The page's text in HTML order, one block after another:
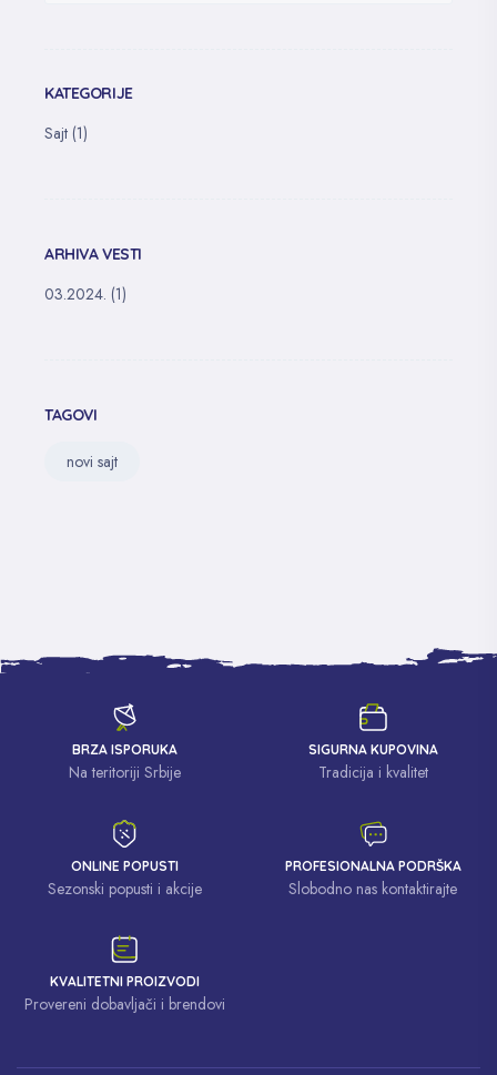
KATEGORIJE
Sajt (1)
ARHIVA VESTI
03.2024. (1)
TAGOVI
novi sajt
BRZA ISPORUKA
Na teritoriji Srbije
SIGURNA KUPOVINA
Tradicija i kvalitet
ONLINE POPUSTI
Sezonski popusti i akcije
PROFESIONALNA PODRŠKA
Slobodno nas kontaktirajte
KVALITETNI PROIZVODI
Provereni dobavljači i brendovi